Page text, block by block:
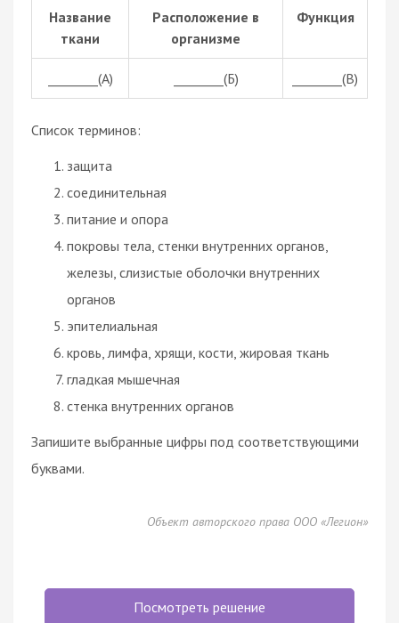
Название
ткани
Расположение в
организме
Функция
________(А) ________(Б) ________(В)
Список терминов:
защита
соединительная
питание и опора
покровы тела, стенки внутренних органов,
железы, слизистые оболочки внутренних
органов
эпителиальная
кровь, лимфа, хрящи, кости, жировая ткань
гладкая мышечная
стенка внутренних органов
Запишите выбранные цифры под соответствующими
буквами.
Объект авторского права ООО «Легион»
Посмотреть решение